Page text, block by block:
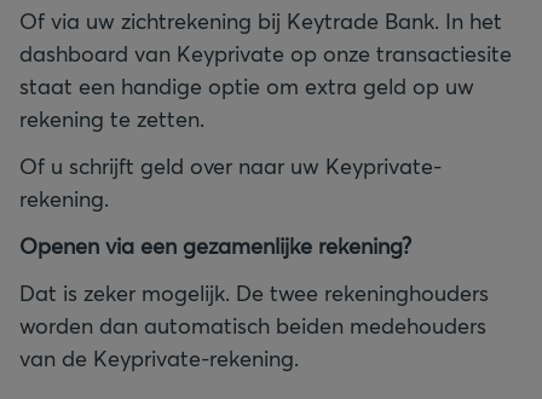
Of via uw zichtrekening bij Keytrade Bank. In het
dashboard van Keyprivate op onze transactiesite
staat een handige optie om extra geld op uw
rekening te zetten.
Of u schrijft geld over naar uw Keyprivate-
rekening.
Openen via een gezamenlijke rekening?
Dat is zeker mogelijk. De twee rekeninghouders
worden dan automatisch beiden medehouders
van de Keyprivate-rekening.